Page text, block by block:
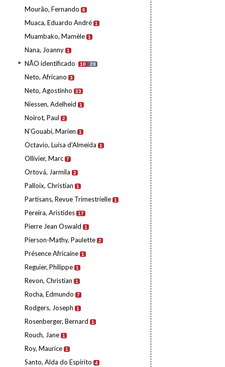
Mourão, Fernando 6
Muaca, Eduardo André 1
Muambako, Mamèle 1
Nana, Joanny 1
NÃO identificado 10 28
Neto, Africano 3
Neto, Agostinho 23
Niessen, Adelheid 1
Noirot, Paul 2
N’Gouabi, Marien 1
Octavio, Luísa d'Almeida 1
Ollivier, Marc 7
Ortová, Jarmila 2
Palloix, Christian 1
Partisans, Revue Trimestrielle 1
Pereira, Aristides 17
Pierre Jean Oswald 1
Pierson-Mathy, Paulette 2
Présence Africaine 1
Reguier, Philippe 1
Revon, Christian 1
Rocha, Edmundo 7
Rodgers, Joseph 1
Rosenberger, Bernard 1
Rouch, Jane 1
Roy, Maurice 1
Santo, Alda do Espírito 4